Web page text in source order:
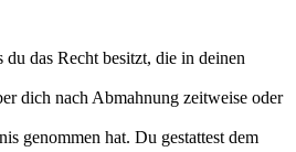
das Recht besitzt, die in deinen
dich nach Abmahnung zeitweise oder
genommen hat. Du gestattest dem